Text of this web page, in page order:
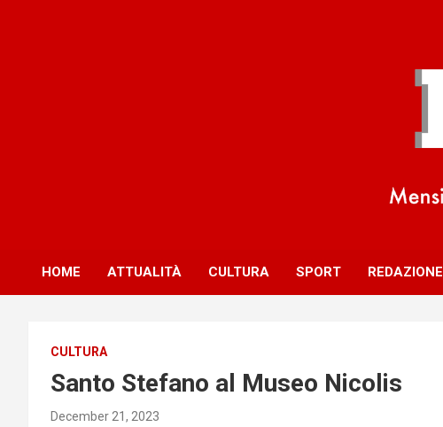
HOME ATTUALITÀ CULTURA SPORT REDAZIONE
CULTURA
Santo Stefano al Museo Nicolis
December 21, 2023